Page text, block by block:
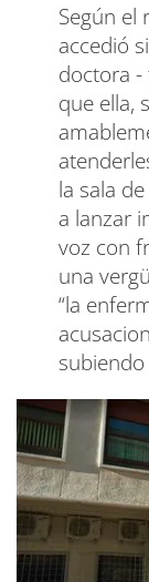
Según el
accedió
doctora -
que ella,
la sala
a lanzar
voz con
una
“la